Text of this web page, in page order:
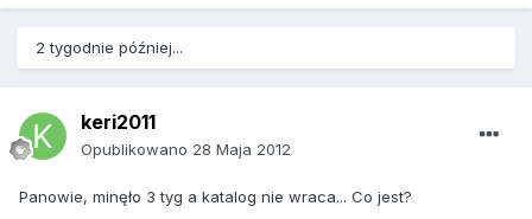
2 tygodnie później...
keri2011
Opublikowano 28 Maja 2012
Panowie, minęło 3 tyg a katalog nie wraca... Co jest?